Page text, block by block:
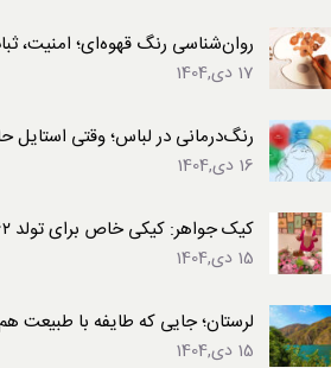
روان‌شناسی رنگ قهوه‌ای؛ امنیت،
17 دی,1404
رنگ‌درمانی در لباس؛ وقتی
16 دی,1404
کیک جواهر: کیکی خاص برای تولد ۶۲ سالگی نیتا آمبانی
15 دی,1404
لرستان؛ جایی که طایفه با طبیعت
15 دی,1404